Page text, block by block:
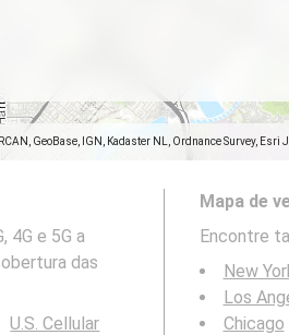
GeoBase, IGN, Kadaster NL, Ordnance Survey,
4G e 5G a
das
U.S. Cellular
Mapa de
Encontre
New
Los
Chicago